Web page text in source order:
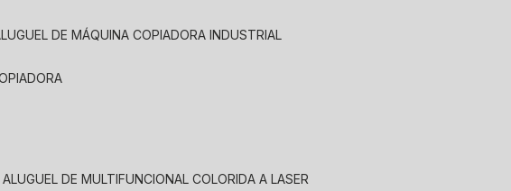
ALUGUEL DE MÁQUINA COPIADORA INDUSTRIAL
ALUGUEL DE MULTIFUNCIONAL COLORIDA A LASER